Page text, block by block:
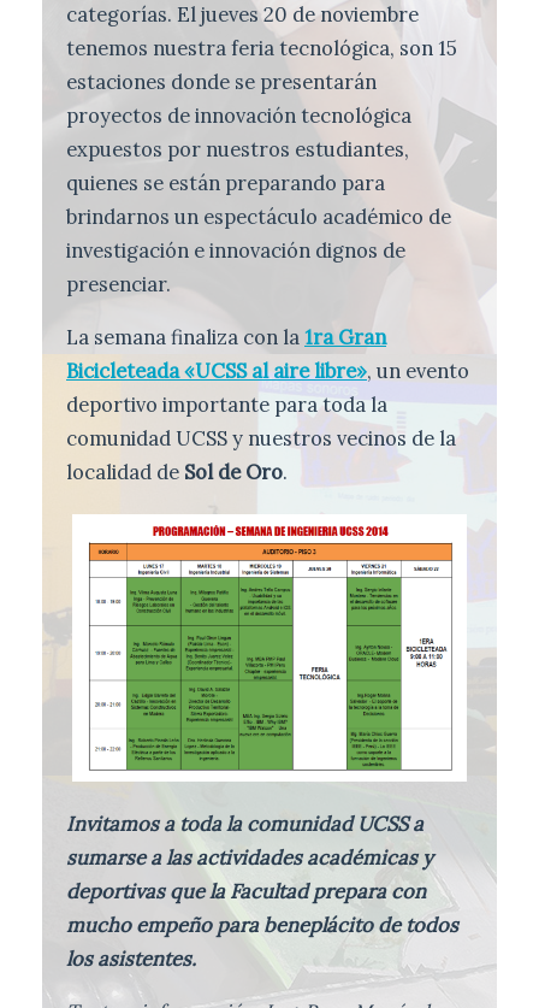
categorías. El jueves 20 de noviembre
tenemos nuestra feria tecnológica, son 15
estaciones donde se presentarán
proyectos de innovación tecnológica
expuestos por nuestros estudiantes,
quienes se están preparando para
brindarnos un espectáculo académico de
investigación e innovación dignos de
presenciar.
La semana finaliza con la1ra Gran
Bicicleteada «UCSS al aire libre», un evento
deportivo importante para toda la
comunidad UCSS y nuestros vecinos de la
localidad de Sol de Oro.
Invitamos a toda la comunidad UCSS a
sumarse a las actividades académicas y
deportivas que la Facultad prepara con
mucho empeño para beneplácito de todos
los asistentes.